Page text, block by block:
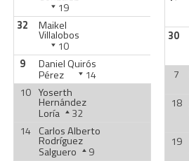
19
32
Maikel
Villalobos
10
9
Daniel Quirós
Pérez
14
10 Yoserth
Hernández
Loría
32
14 Carlos Alberto
Rodríguez
Salguero
9
30
7
18
19